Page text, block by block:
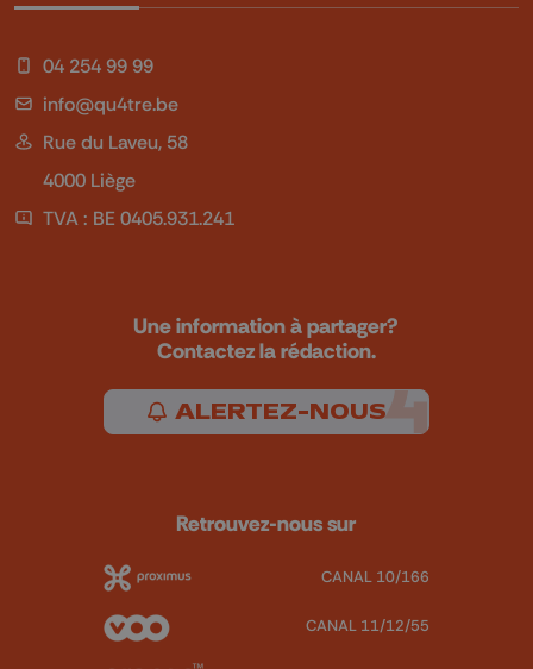
04 254 99 99
info@qu4tre.be
Rue du Laveu, 58
4000 Liège
TVA : BE 0405.931.241
Une information à partager?
Contactez la rédaction.
ALERTEZ-NOUS
Retrouvez-nous sur
CANAL 10/166
CANAL 11/12/55